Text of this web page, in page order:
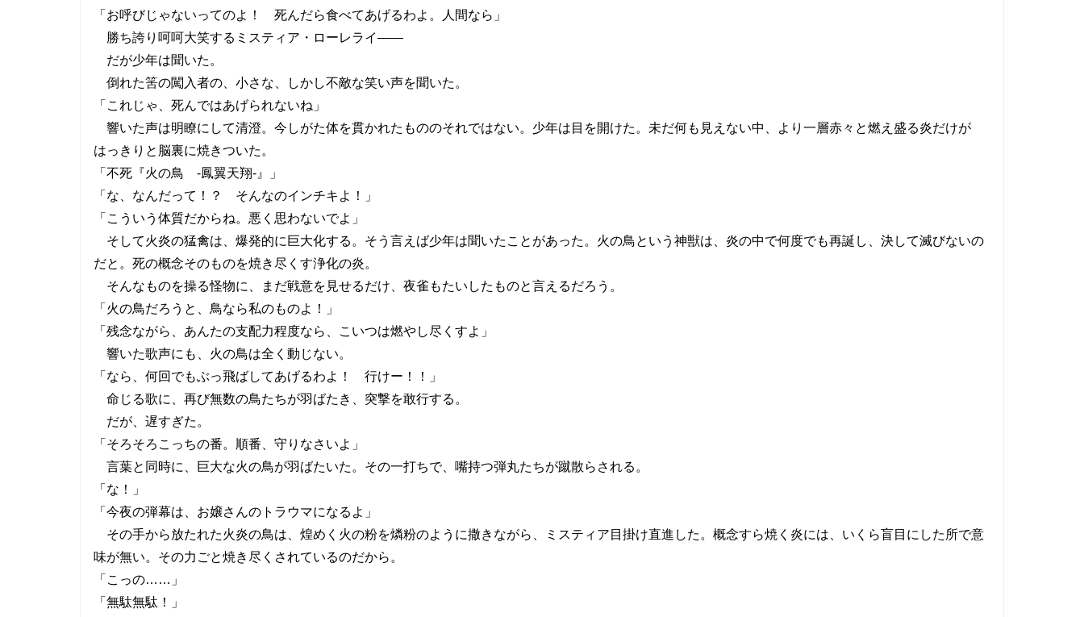
「お呼びじゃないってのよ！ 死んだら食べてあげるわよ。人間なら」
勝ち誇り呵呵大笑するミスティア・ローレライ――
だが少年は聞いた。
倒れた筈の闖入者の、小さな、しかし不敵な笑い声を聞いた。
「これじゃ、死んではあげられないね」
響いた声は明瞭にして清澄。今しがた体を貫かれたもののそれではない。少年は目を開けた。未だ何も見えない中、より一層赤々と燃え盛る炎だけが
はっきりと脳裏に焼きついた。
「不死『火の鳥 -鳳翼天翔-』」
「な、なんだって！？ そんなのインチキよ！」
「こういう体質だからね。悪く思わないでよ」
そして火炎の猛禽は、爆発的に巨大化する。そう言えば少年は聞いたことがあった。火の鳥という神獣は、炎の中で何度でも再誕し、決して滅びないの
だと。死の概念そのものを焼き尽くす浄化の炎。
そんなものを操る怪物に、まだ戦意を見せるだけ、夜雀もたいしたものと言えるだろう。
「火の鳥だろうと、鳥なら私のものよ！」
「残念ながら、あんたの支配力程度なら、こいつは燃やし尽くすよ」
響いた歌声にも、火の鳥は全く動じない。
「なら、何回でもぶっ飛ばしてあげるわよ！ 行けー！！」
命じる歌に、再び無数の鳥たちが羽ばたき、突撃を敢行する。
だが、遅すぎた。
「そろそろこっちの番。順番、守りなさいよ」
言葉と同時に、巨大な火の鳥が羽ばたいた。その一打ちで、嘴持つ弾丸たちが蹴散らされる。
「な！」
「今夜の弾幕は、お嬢さんのトラウマになるよ」
その手から放たれた火炎の鳥は、煌めく火の粉を燐粉のように撒きながら、ミスティア目掛け直進した。概念すら焼く炎には、いくら盲目にした所で意
味が無い。その力ごと焼き尽くされているのだから。
「こっの……」
「無駄無駄！」